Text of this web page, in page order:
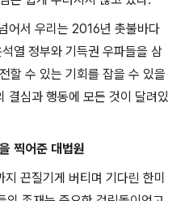
어서 우리는 2016년 촛불바다
열 정부와 기득권 우파들을 삼
할 수 있는 기회를 잡을 수 있을
결심과 행동에 모든 것이 달려있
찍어준 대법원
끈질기게 버티며 기다린 한미